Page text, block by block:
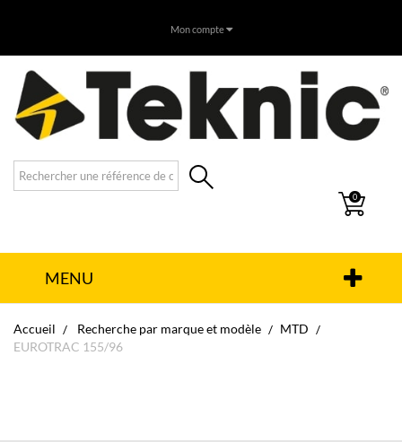
Mon compte
0
MENU
Accueil Recherche par marque et modèle
MTD
EUROTRAC 155/96